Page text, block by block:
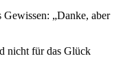
„Danke, aber
nicht für das Glück